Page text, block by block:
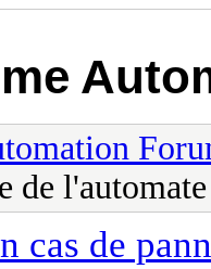
de l'automate
cas de